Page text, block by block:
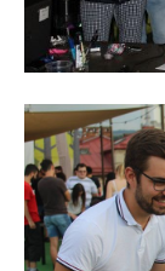
I've read and
32,111
Cititori